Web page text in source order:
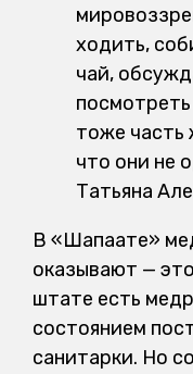
ходить,
чай,
тоже
что они не
Татьяна
В «Шапағате»
оказывают —
штате есть
состоянием
санитарки. Но